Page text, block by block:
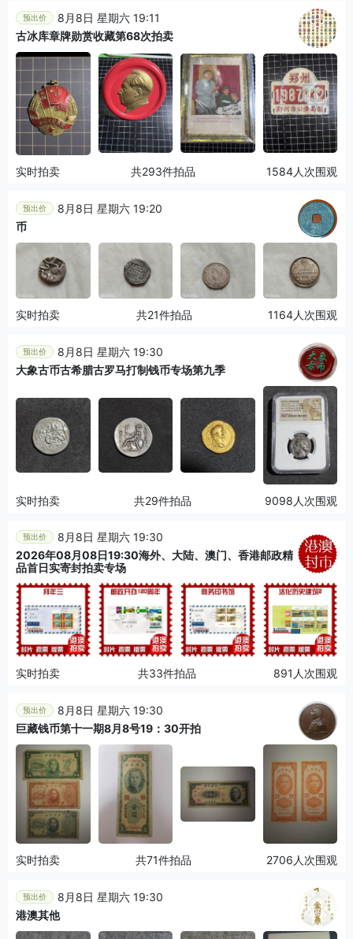
预出价
8月8日 星期六 19:11
古冰库章牌勋赏收藏第68次拍卖
实时拍卖 共293件拍品 1584人次围观
预出价
8月8日 星期六 19:20
币
实时拍卖 共21件拍品 1164人次围观
预出价
8月8日 星期六 19:30
大象古币古希腊古罗马打制钱币专场第九季
实时拍卖 共29件拍品 9098人次围观
预出价
8月8日 星期六 19:30
2026年08月08日19:30海外、大陆、澳门、香港邮政精
品首日实寄封拍卖专场
实时拍卖 共33件拍品 891人次围观
预出价
8月8日 星期六 19:30
巨藏钱币第十一期8月8号19：30开拍
实时拍卖 共71件拍品 2706人次围观
预出价
8月8日 星期六 19:30
港澳其他